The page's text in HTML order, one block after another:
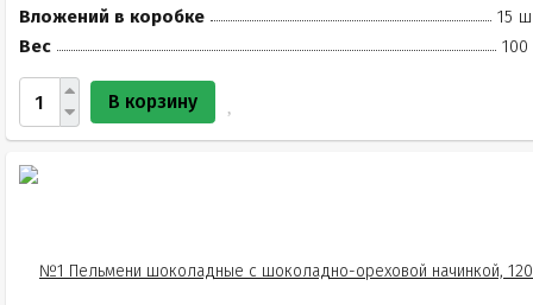
Вложений в коробке
15
Вес
100
В корзину